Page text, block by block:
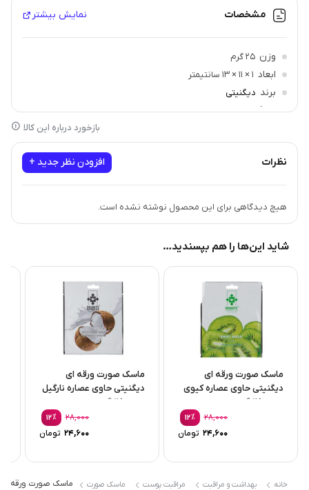
مشخصات نمایش بیشتر
وزن 25 گرم
ابعاد 1 × 11 × 13 سانتیمتر
برند دیگنیتی
سازگار با انواع پوست
بازخورد درباره این کالا
نظرات افزودن نظر جدید +
هیچ دیدگاهی برای این محصول نوشته نشده است.
شاید این‌ها را هم بپسندید…
ماسک صورت ورقه ای
دیگنیتی حاوی عصاره کیوی
٪12 28,000
قیمت
اصلی:
بود.
24,600 تومان
فعلی:
24,600 تومان.
ماسک صورت ورقه ای
دیگنیتی حاوی عصاره نارگیل
٪12 28,000
قیمت
اصلی:
بود.
24,600 تومان
فعلی:
24,600 تومان.
خانه بهداشت و مراقبت مراقبت پوست ماسک صورت ماسک صورت ورقه ای